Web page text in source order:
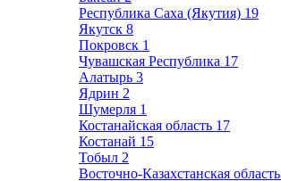
Республика Саха (Якутия) 19
Якутск 8
Покровск 1
Чувашская Республика 17
Алатырь 3
Ядрин 2
Шумерля 1
Костанайская область 17
Костанай 15
Тобыл 2
Восточно-Казахстанская область